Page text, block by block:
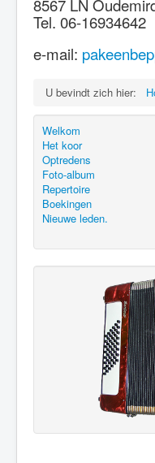
8567 LN
Tel. 06-16934642
e-mail:
U bevindt zich hier:
Welkom
Het koor
Optredens
Foto-album
Repertoire
Boekingen
Nieuwe leden.